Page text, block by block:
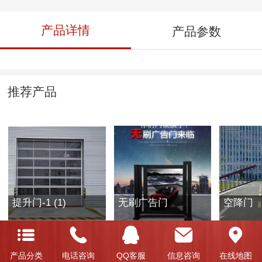
产品详情 产品参数
推荐产品
提升门-1 (1) 无刷广告门 空降门
产品分类 电话咨询 QQ客服 信息咨询 在线地图